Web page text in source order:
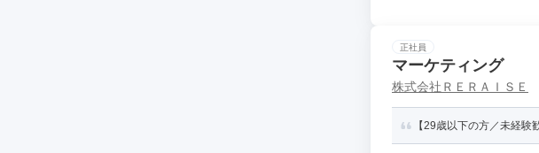
正社員
マーケティング
株式会社ＲＥＲＡＩＳＥ
【29歳以下の方／未経